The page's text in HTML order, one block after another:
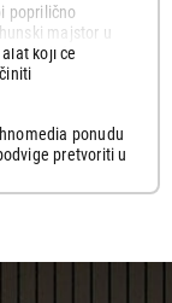
poprilično
majstor u
koji će
ponudu
pretvoriti u